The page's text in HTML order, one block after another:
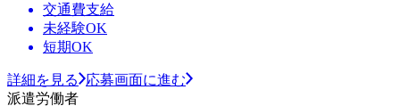
交通費支給
未経験OK
短期OK
詳細を見る
応募画面に進む
派遣労働者